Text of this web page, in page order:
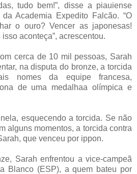
tudo bem!”, disse a piauiense
Academia Expedito Falcão. “O
o ouro? Vencer as japonesas!
aconteça”, acrescentou.
cerca de 10 mil pessoas, Sarah
na disputa do bronze, a torcida
nomes da equipe francesa,
de uma medalhaa olímpica e
esquecendo a torcida. Se não
alguns momentos, a torcida contra
que venceu por ippon.
Sarah enfrentou a vice-campeã
Blanco (ESP), a quem bateu por